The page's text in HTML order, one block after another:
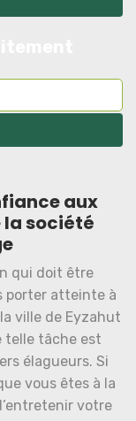
aux
la société
qui doit être
porter atteinte à
ville de Eyzahut
telle tâche est
élagueurs. Si
vous êtes à la
votre